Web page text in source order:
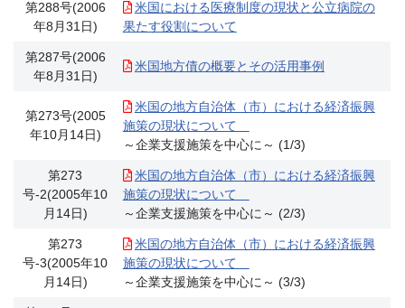
第288号(2006
年8月31日)
米国における医療制度の現状と公立病院の
果たす役割について
第287号(2006
年8月31日)
米国地方債の概要とその活用事例
第273号(2005
年10月14日)
米国の地方自治体（市）における経済振興
施策の現状について
～企業支援施策を中心に～ (1/3)
第273
号-2(2005年10
月14日)
米国の地方自治体（市）における経済振興
施策の現状について
～企業支援施策を中心に～ (2/3)
第273
号-3(2005年10
月14日)
米国の地方自治体（市）における経済振興
施策の現状について
～企業支援施策を中心に～ (3/3)